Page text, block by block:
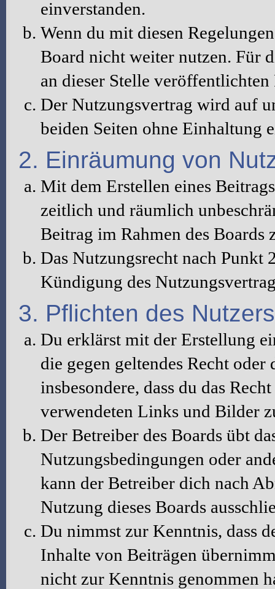
einverstanden.
Wenn du mit diesen
Board nicht weiter nutzen. Für
an dieser Stelle veröffentlichten
Der Nutzungsvertrag wird auf
beiden Seiten ohne Einhaltung
2. Einräumung von
Mit dem Erstellen eines
zeitlich und räumlich
Beitrag im Rahmen des Boards
Das Nutzungsrecht nach Punkt
Kündigung des
3. Pflichten des Nutzers
Du erklärst mit der Erstellung
die gegen geltendes Recht
insbesondere, dass du das
verwendeten Links und Bilder
Der Betreiber des Boards übt
Nutzungsbedingungen oder
kann der Betreiber dich nach
Nutzung dieses Boards
Du nimmst zur Kenntnis, dass
Inhalte von Beiträgen
nicht zur Kenntnis genommen